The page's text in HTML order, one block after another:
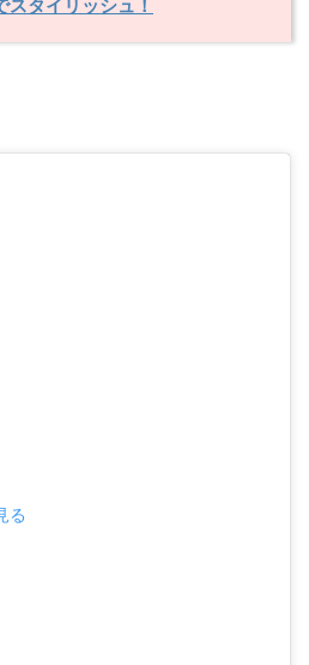
タイリッシュ！
る